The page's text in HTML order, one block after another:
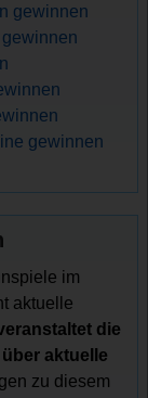
gewinnen
gewinnen
im
aktuelle
die
aktuelle
zu diesem